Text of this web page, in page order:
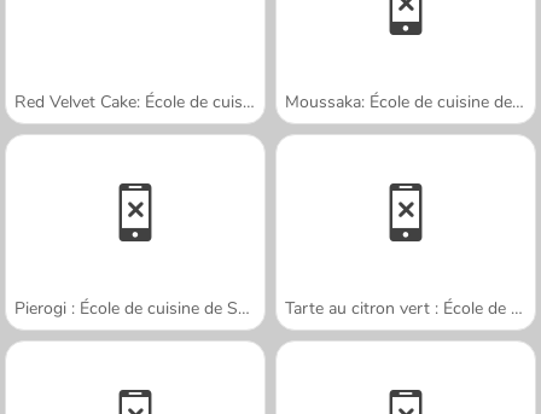
Red Velvet Cake: École de cuisine de Sara Moussaka: École de cuisine de Sara
Pierogi : École de cuisine de Sara Tarte au citron vert : École de cuisine de Sara